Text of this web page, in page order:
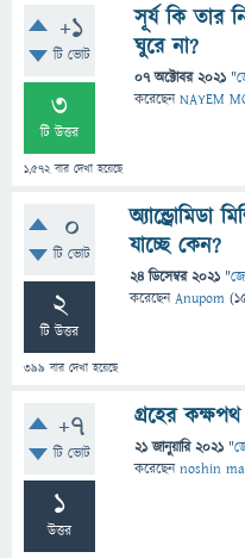
+1
টি ভোট
3
টি উত্তর
1,572বার দেখা হয়েছে
সূর্য কি তার
ঘুরে না?
07 অক্টোবর 2021 "
করেছেনNAYEM
0
টি ভোট
2
টি উত্তর
399 বার দেখা হয়েছে
অ্যান্ড্রোমিডা
যাচ্ছে কেন?
24 ডিসেম্বর 2021 "
করেছেনAnupom (
+7
টি ভোট
1
উত্তর
গ্রহের
21 জানুয়ারি 2021 "
করেছেনnoshin